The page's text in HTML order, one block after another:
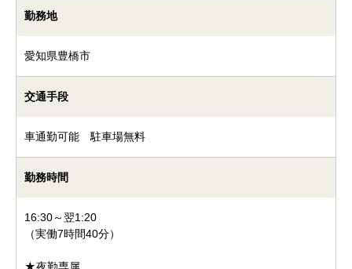
勤務地
愛知県豊橋市
交通手段
車通勤可能 駐車場無料
勤務時間
16:30～翌1:20
（実働7時間40分）